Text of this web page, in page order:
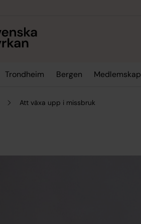
Trondheim Bergen Medlemskap
Att växa upp i missbruk